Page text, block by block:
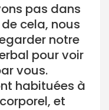
pas dans
cela, nous
notre
pour voir
vous.
habituées à
et